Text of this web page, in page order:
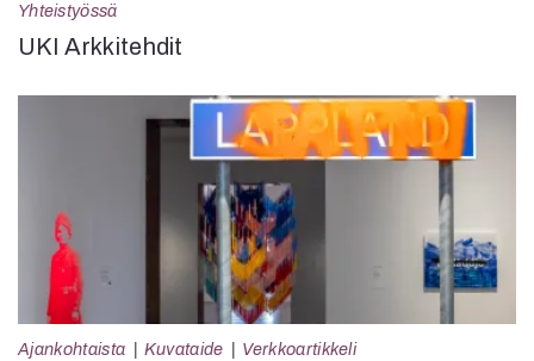
Yhteistyössä
UKI Arkkitehdit
Ajankohtaista Kuvataide Verkkoartikkeli